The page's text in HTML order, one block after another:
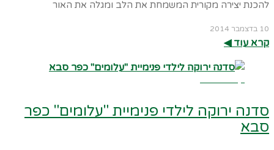
להכנת יצירה מקורית המשמחת את הלב ומגלה את האור
10 בדצמבר 2014
קרא עוד ◀︎
סדנה ירוקה לילדי פנימיית "עלומים" כפר
סבא